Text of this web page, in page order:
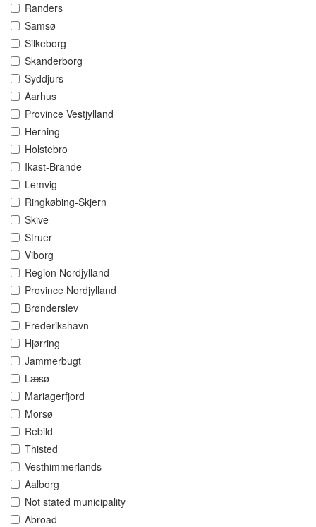
Randers
Samsø
Silkeborg
Skanderborg
Syddjurs
Aarhus
Province Vestjylland
Herning
Holstebro
Ikast-Brande
Lemvig
Ringkøbing-Skjern
Skive
Struer
Viborg
Region Nordjylland
Province Nordjylland
Brønderslev
Frederikshavn
Hjørring
Jammerbugt
Læsø
Mariagerfjord
Morsø
Rebild
Thisted
Vesthimmerlands
Aalborg
Not stated municipality
Abroad